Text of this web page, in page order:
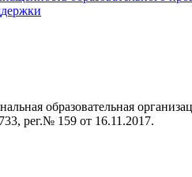
образовательная
рег.№ 159 от 16.11.2017.